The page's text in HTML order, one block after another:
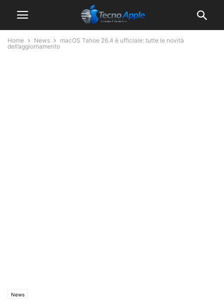
Home News
macOS Tahoe 26.4 è ufficiale: tutte le novità
dell’aggiornamento
News